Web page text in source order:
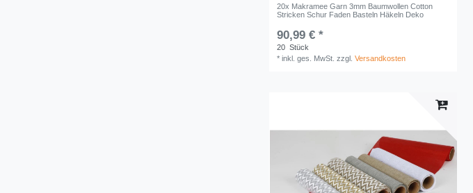
20x Makramee Garn 3mm Baumwollen Cotton
Stricken Schur Faden Basteln Häkeln Deko
90,99 € *
20 Stück
*inkl. ges. MwSt. zzgl.Versandkosten